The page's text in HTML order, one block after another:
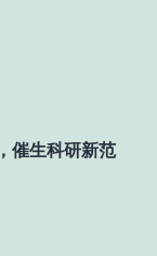
催生科研新范